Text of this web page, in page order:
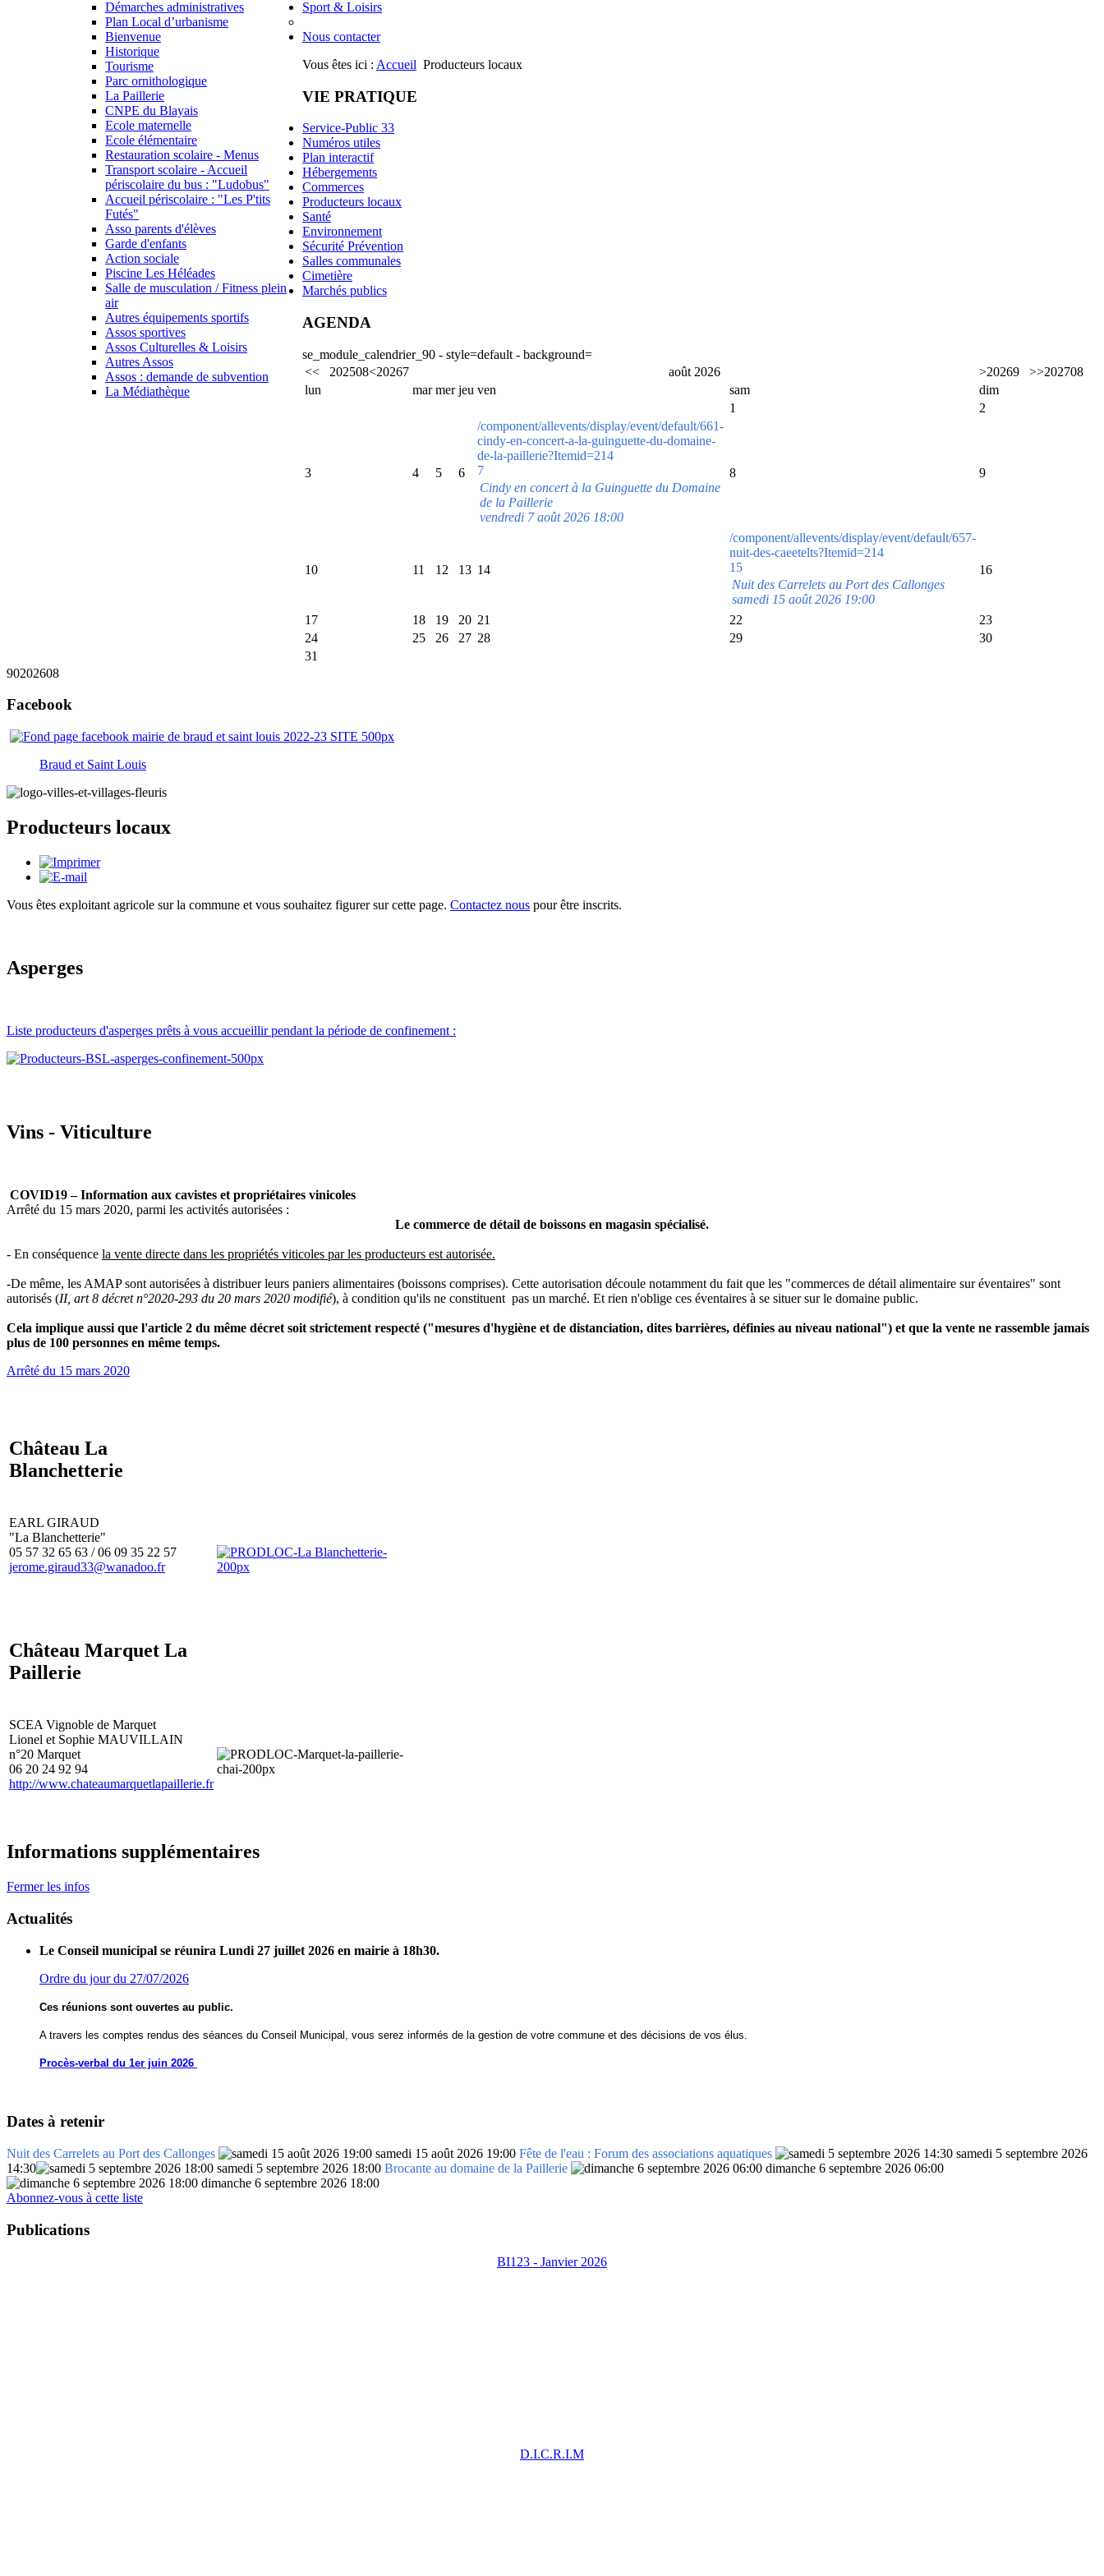
Démarches administratives
Plan Local d’urbanisme
Bienvenue
Historique
Tourisme
Parc ornithologique
La Paillerie
CNPE du Blayais
Ecole maternelle
Ecole élémentaire
Restauration scolaire - Menus
Transport scolaire - Accueil
périscolaire du bus : "Ludobus"
Accueil périscolaire : "Les P'tits
Futés"
Asso parents d'élèves
Garde d'enfants
Action sociale
Sport & Loisirs
Piscine Les Héléades
Salle de musculation / Fitness plein
air
Autres équipements sportifs
Assos sportives
Assos Culturelles & Loisirs
Autres Assos
Assos : demande de subvention
La Médiathèque
Nous contacter
Vous êtes ici : Accueil Producteurs locaux
VIE PRATIQUE
Service-Public 33
Numéros utiles
Plan interactif
Hébergements
Commerces
Producteurs locaux
Santé
Environnement
Sécurité Prévention
Salles communales
Cimetière
Marchés publics
AGENDA
se_module_calendrier_90 - style=default - background=
<< 202508<20267 août 2026 >20269 >>202708
lun
mar mer jeu ven sam
dim
1
2
3 4 5 6
/component/allevents/display/event/default/661-
cindy-en-concert-a-la-guinguette-du-domaine-
de-la-paillerie?Itemid=214
7
Cindy en concert à la Guinguette du Domaine
de la Paillerie
vendredi 7 août 2026 18:00
8 9
10 11 12 13 14
/component/allevents/display/event/default/657-
nuit-des-caeetelts?Itemid=214
15
Nuit des Carrelets au Port des Callonges
samedi 15 août 2026 19:00
16
17 18 19 20 21 22
23
24
25 26 27 28 29
30
31
90202608
Facebook
Braud et Saint Louis
Producteurs locaux
Vous êtes exploitant agricole sur la commune et vous souhaitez figurer sur cette page. Contactez nous pour être inscrits.
Asperges
Liste producteurs d'asperges prêts à vous accueillir pendant la période de confinement :
Vins - Viticulture
COVID19 – Information aux cavistes et propriétaires vinicoles
Arrêté du 15 mars 2020, parmi les activités autorisées :
Le commerce de détail de boissons en magasin spécialisé.
- En conséquence la vente directe dans les propriétés viticoles par les producteurs est autorisée.
-De même, les AMAP sont autorisées à distribuer leurs paniers alimentaires (boissons comprises). Cette autorisation découle notamment du fait que les "commerces de détail alimentaire sur éventaires" sont
autorisés (II, art 8 décret n°2020-293 du 20 mars 2020 modifié), à condition qu'ils ne constituent pas un marché. Et rien n'oblige ces éventaires à se situer sur le domaine public.
Cela implique aussi que l'article 2 du même décret soit strictement respecté ("mesures d'hygiène et de distanciation, dites barrières, définies au niveau national") et que la vente ne rassemble jamais
plus de 100 personnes en même temps.
Arrêté du 15 mars 2020
Château La
Blanchetterie
EARL GIRAUD
"La Blanchetterie"
05 57 32 65 63 / 06 09 35 22 57
jerome.giraud33@wanadoo.fr
Château Marquet La
Paillerie
SCEA Vignoble de Marquet
Lionel et Sophie MAUVILLAIN
n°20 Marquet
06 20 24 92 94
http://www.chateaumarquetlapaillerie.fr
Informations supplémentaires
Fermer les infos
Actualités
Le Conseil municipal se réunira Lundi 27 juillet 2026 en mairie à 18h30.
Ordre du jour du 27/07/2026
Ces réunions sont ouvertes au public.
A travers les comptes rendus des séances du Conseil Municipal, vous serez informés de la gestion de votre commune et des décisions de vos élus.
Procès-verbal du 1er juin 2026
Dates à retenir
Nuit des Carrelets au Port des Callonges samedi 15 août 2026 19:00 Fête de l'eau : Forum des associations aquatiques
samedi 5 septembre 2026
14:30
samedi 5 septembre 2026 18:00 Brocante au domaine de la Paillerie
dimanche 6 septembre 2026 06:00
dimanche 6 septembre 2026 18:00
Abonnez-vous à cette liste
Publications
BI123 - Janvier 2026
D.I.C.R.I.M